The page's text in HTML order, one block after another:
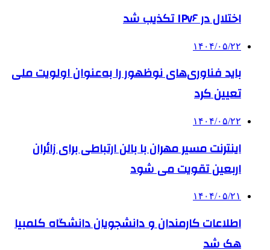
اختلال در IPv۶ تکذیب شد
۱۴۰۴/۰۵/۲۲
باید فناوری‌های نوظهور را به‌عنوان اولویت ملی
تعیین کرد
۱۴۰۴/۰۵/۲۲
اینترنت مسیر مهران با بالن ارتباطی برای زائران
اربعین تقویت می شود
۱۴۰۴/۰۵/۲۱
اطلاعات کارمندان و دانشجویان دانشگاه کلمبیا
هک شد